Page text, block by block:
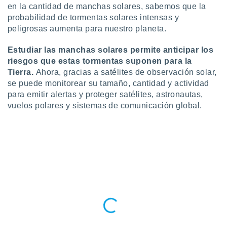
en la cantidad de manchas solares, sabemos que la
probabilidad de tormentas solares intensas y
peligrosas aumenta para nuestro planeta.
Estudiar las manchas solares permite anticipar los
riesgos que estas tormentas suponen para la
Tierra. Ahora, gracias a satélites de observación solar,
se puede monitorear su tamaño, cantidad y actividad
para emitir alertas y proteger satélites, astronautas,
vuelos polares y sistemas de comunicación global.